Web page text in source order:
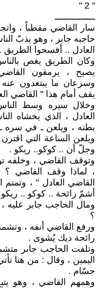
" 2 "
ــــــــــــــــ
سار القاضي مقطباً ،
حاجبه جابر ، وهو يذبّ
العادل .. أفسحوا الطريق .
وكان الطريق يغص
يصيح ، يرمقون
وسرعان ما يبتعدون
يقف أمام هذا " القاضي
وخلال سيره وسط
العادل ، الذي يخشاه
بطنه ، ويلعن ـ في سره
ويلعن الساعة التي
وجلّ أن .. كوكو.. ريكو .
وتوقف القاضي ، وخلفه
، لماذا وقف القاضي ؟
القاضي العادل " ،
أشمّ رائحة .. كوكو ..
ومال الحاجب جابر عليه
؟
ورفع القاضي أنفه ،
رائحة ديك يُشوى .
وتلفت الحاجب جابر
اليمين ، وقال : من هنا
جسّام .
وهمهم القاضي ، وهو